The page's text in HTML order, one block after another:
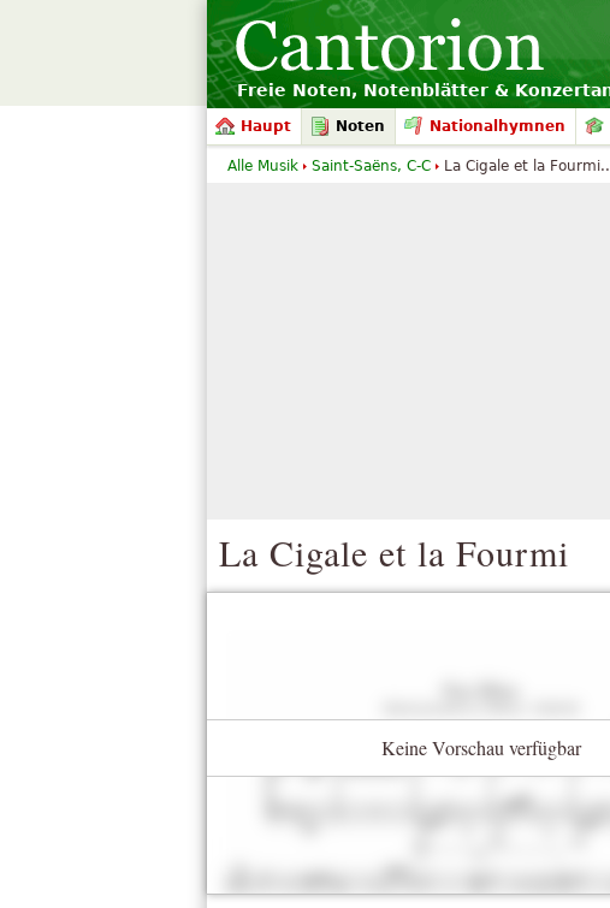
Freie Noten, Notenblätter &
Haupt Noten Nationalhymnen
La Cigale et la Fourmi
Keine Vorschau verfügbar
Alle Musik Saint-Saëns, C-C La Cigale et la